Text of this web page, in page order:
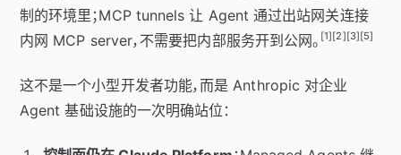
制的环境里；MCP tunnels 让 Agent 通过出站网关连接
内网 MCP server，不需要把内部服务开到公网。 [1][2][3][5]
这不是一个小型开发者功能，而是 Anthropic 对企业
Agent 基础设施的一次明确站位：